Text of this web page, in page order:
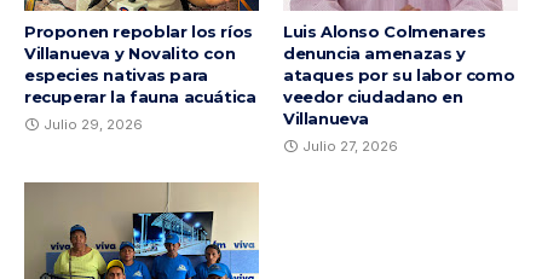
Proponen repoblar los ríos
Villanueva y Novalito con
especies nativas para
recuperar la fauna acuática
Julio 29, 2026
Luis Alonso Colmenares
denuncia amenazas y
ataques por su labor como
veedor ciudadano en
Villanueva
Julio 27, 2026